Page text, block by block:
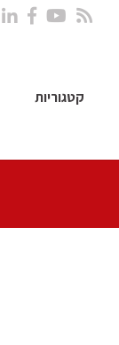
קטגוריות